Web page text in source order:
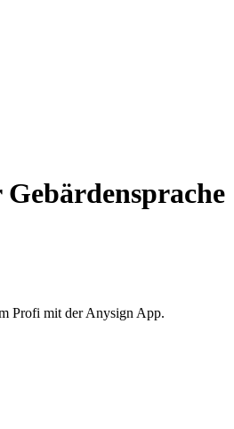
Profi mit der Anysign App.